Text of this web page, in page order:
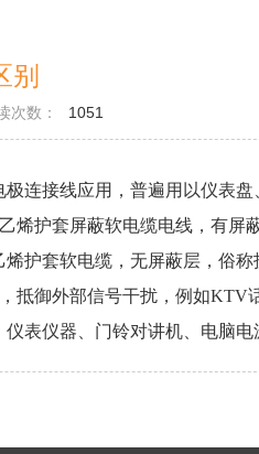
别
次数： 1051
连接线应用，普遍用以仪表盘
烯护套屏蔽软电缆电线，有屏
护套软电缆，无屏蔽层，俗称
抵御外部信号干扰，例如KTV
表仪器、门铃对讲机、电脑电